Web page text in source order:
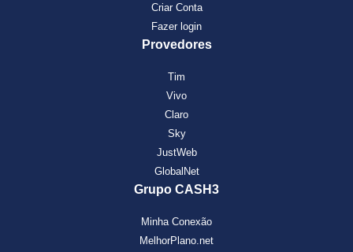
Criar Conta
Fazer login
Provedores
Tim
Vivo
Claro
Sky
JustWeb
GlobalNet
Grupo CASH3
Minha Conexão
MelhorPlano.net